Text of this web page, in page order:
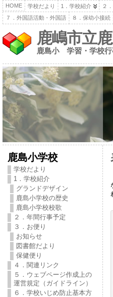
HOME 学校だより 1．学校紹介 ２
７．外国語活動・外国語
８．保幼小接続
鹿嶋市立
鹿島小 学習・学校行
鹿島小学校
学校だより
1．学校紹介
グランドデザイン
鹿島小学校の歴史
鹿島小学校校歌
２．年間行事予定
３．お便り
お知らせ
図書館だより
保健便り
４．関連リンク
５．ウェブページ作成上の
運営規定（ガイドライン）
６．学校いじめ防止基本方